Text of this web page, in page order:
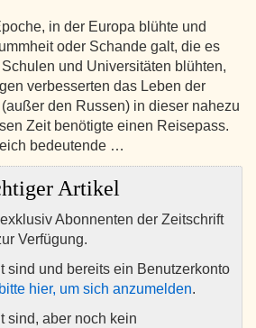
in der Europa blühte und
oder Schande galt, die es
und Universitäten blühten,
verbesserten das Leben der
den Russen) in dieser nahezu
Zeit benötigte einen Reisepass.
bedeutende …
Artikel
Abonnenten der Zeitschrift
Verfügung.
sind und bereits ein Benutzerkonto
hier, um sich anzumelden.
sind, aber noch kein